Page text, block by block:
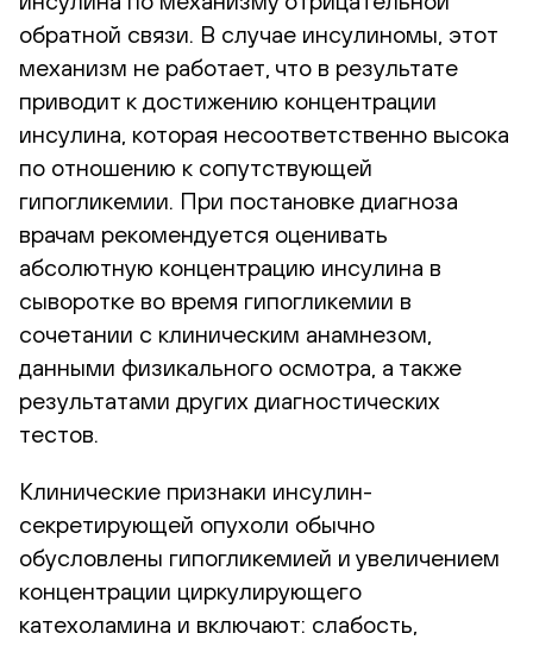
обратной связи. В случае инсулиномы, этот
механизм не работает, что в результате
приводит к достижению концентрации
инсулина, которая несоответственно высока
по отношению к сопутствующей
гипогликемии. При постановке диагноза
врачам рекомендуется оценивать
абсолютную концентрацию инсулина в
сыворотке во время гипогликемии в
сочетании с клиническим анамнезом,
данными физикального осмотра, а также
результатами других диагностических
тестов.
Клинические признаки инсулин-
секретирующей опухоли обычно
обусловлены гипогликемией и увеличением
концентрации циркулирующего
катехоламина и включают: слабость,